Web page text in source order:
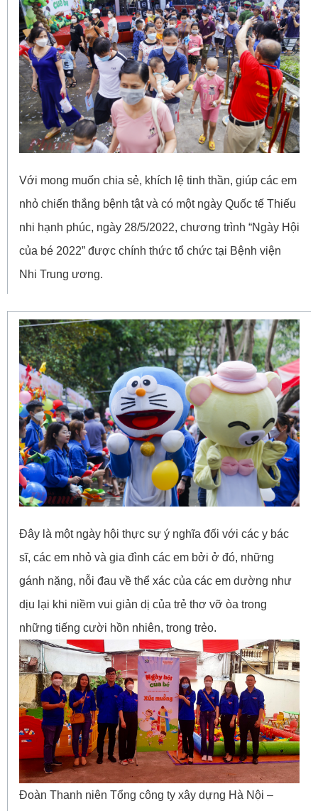
Với mong muốn chia sẻ, khích lệ tinh thần, giúp các em
nhỏ chiến thắng bệnh tật và có một ngày Quốc tế Thiếu
nhi hạnh phúc, ngày 28/5/2022, chương trình “Ngày Hội
của bé 2022” được chính thức tổ chức tại Bệnh viện
Nhi Trung ương.
Đây là một ngày hội thực sự ý nghĩa đối với các y bác
sĩ, các em nhỏ và gia đình các em bởi ở đó, những
gánh nặng, nỗi đau về thể xác của các em dường như
dịu lại khi niềm vui giản dị của trẻ thơ vỡ òa trong
những tiếng cười hồn nhiên, trong trẻo.
Đoàn Thanh niên Tổng công ty xây dựng Hà Nội –